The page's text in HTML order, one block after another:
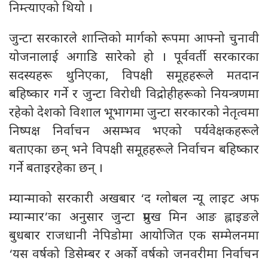
निम्त्याएको थियो ।
जुन्टा सरकारले शान्तिको मार्गको रूपमा आफ्नो चुनावी
योजनालाई अगाडि सारेको हो । पूर्ववर्ती सरकारका
सदस्यहरू थुनिएका, विपक्षी समूहहरूले मतदान
बहिष्कार गर्ने र जुन्टा विरोधी विद्रोहीहरूको नियन्त्रणमा
रहेको देशको विशाल भूभागमा जुन्टा सरकारको नेतृत्वमा
निष्पक्ष निर्वाचन असम्भव भएको पर्यवेक्षकहरूले
बताएका छन् भने विपक्षी समूहहरूले निर्वाचन बहिष्कार
गर्ने बताइरहेका छन् ।
म्यान्माको सरकारी अखबार ‘द ग्लोबल न्यू लाइट अफ
म्यान्मार’का अनुसार जुन्टा प्रमुख मिन आङ ह्लाइङले
बुधबार राजधानी नेपिडोमा आयोजित एक सम्मेलनमा
‘यस वर्षको डिसेम्बर र अर्को वर्षको जनवरीमा निर्वाचन